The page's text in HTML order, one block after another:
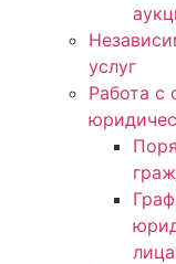
услуг
Работа с